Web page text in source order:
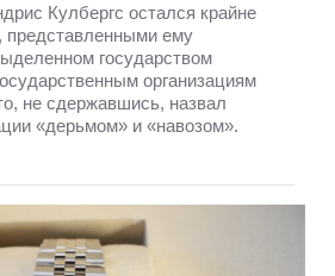
Кулбергс остался крайне
представленными ему
государством
организациям
не сдержавшись, назвал
«дерьмом» и «навозом».